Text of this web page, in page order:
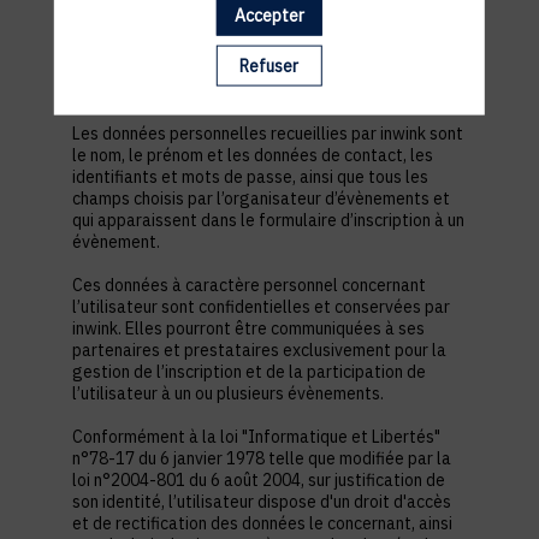
s’inscrire à un évènement, d’accéder au site d’un
évènement, et de consulter les informations
relatives à l’organisation pratique et logistique d’un
Les données personnelles recueillies par inwink sont
le nom, le prénom et les données de contact, les
identifiants et mots de passe, ainsi que tous les
champs choisis par l’organisateur d’évènements et
qui apparaissent dans le formulaire d’inscription à un
évènement.
Ces données à caractère personnel concernant
l’utilisateur sont confidentielles et conservées par
inwink. Elles pourront être communiquées à ses
partenaires et prestataires exclusivement pour la
gestion de l’inscription et de la participation de
l’utilisateur à un ou plusieurs évènements.
Conformément à la loi "Informatique et Libertés"
n°78-17 du 6 janvier 1978 telle que modifiée par la
loi n°2004-801 du 6 août 2004, sur justification de
son identité, l’utilisateur dispose d'un droit d'accès
et de rectification des données le concernant, ainsi
Accepter
Refuser